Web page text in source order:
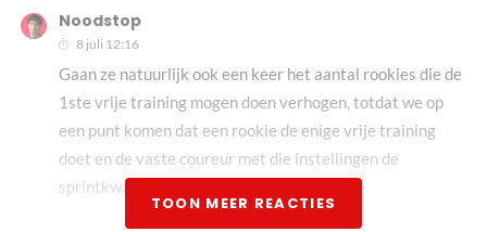
Noodstop
8 juli 12:16
Gaan ze natuurlijk ook een keer het aantal rookies die de
1ste vrije training mogen doen verhogen, totdat we op
een punt komen dat een rookie de enige vrije training
doet en de vaste coureur met die instellingen de
sprintkwalificatie mag doen. ☺
TOON MEER REACTIES